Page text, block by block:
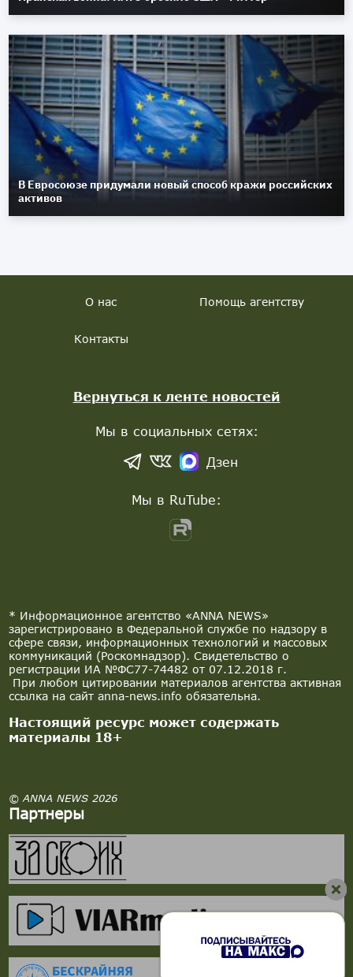
В Евросоюзе придумали новый способ кражи российских
активов
* Информационное агентство «ANNA NEWS»
зарегистрировано в Федеральной службе по надзору в
сфере связи, информационных технологий и массовых
коммуникаций (Роскомнадзор). Свидетельство о
регистрации ИА №ФС77-74482 от 07.12.2018 г.
При любом цитировании материалов агентства активная
ссылка на сайт anna-news.info обязательна.
Настоящий ресурс может содержать
материалы 18+
© ANNA NEWS 2026
Партнеры
О нас Помощь агентству
Контакты
Вернуться к ленте новостей
Мы в социальных сетях:
Дзен
Мы в RuTube: